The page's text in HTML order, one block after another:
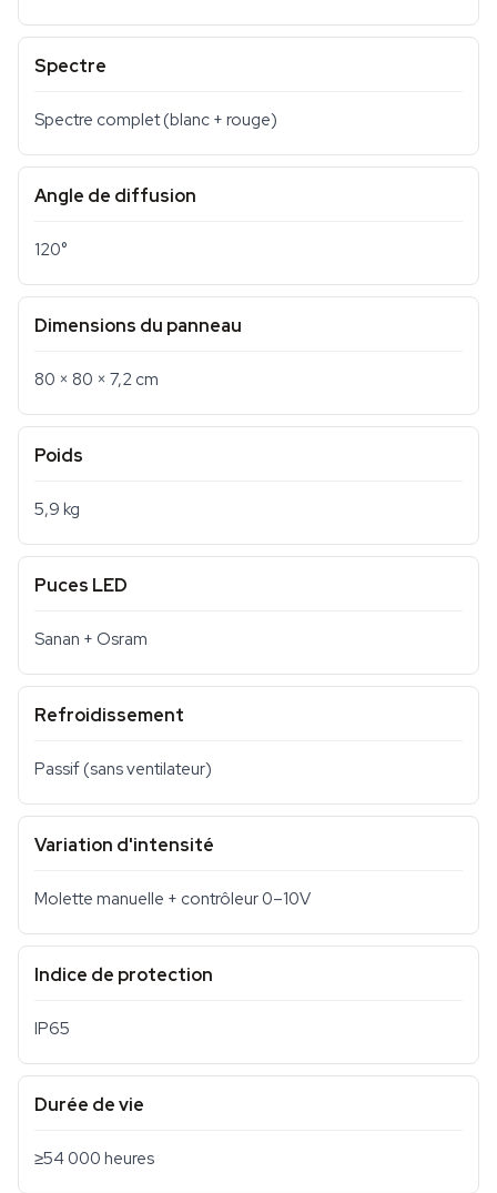
Spectre
Spectre complet (blanc + rouge)
Angle de diffusion
120°
Dimensions du panneau
80 × 80 × 7,2 cm
Poids
5,9 kg
Puces LED
Sanan + Osram
Refroidissement
Passif (sans ventilateur)
Variation d'intensité
Molette manuelle + contrôleur 0–10V
Indice de protection
IP65
Durée de vie
≥54 000 heures